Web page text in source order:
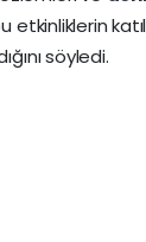
söyledi.